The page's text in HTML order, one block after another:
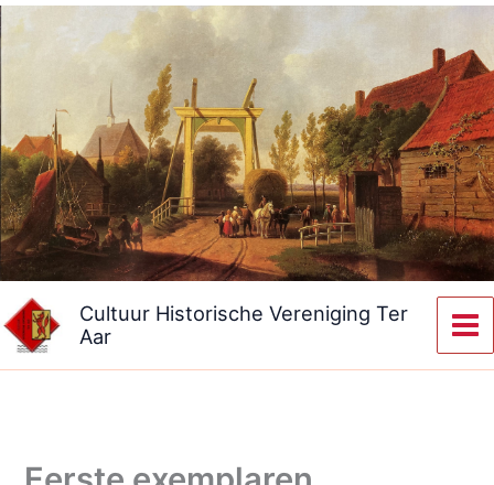
Ga
naar
Cultuur Historische Vereniging Ter
Aar